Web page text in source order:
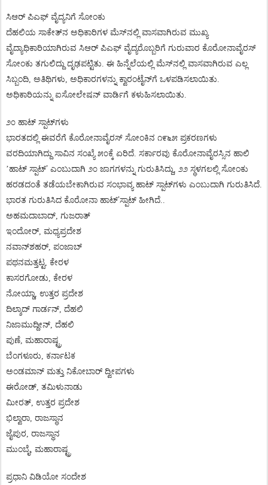
ಸಿಆರ್ ಪಿಎಫ್ ವೈದ್ಯನಿಗೆ ಸೋಂಕು
ದೆಹಲಿಯ ಸಾಕೇತ್ನ ಅಧಿಕಾರಿಗಳ ಮೆಸ್ನಲ್ಲಿ ವಾಸವಾಗಿರುವ ಮುಖ್ಯ
ವೈದ್ಯಾಧಿಕಾರಿಯಾಗಿರುವ ಸಿಆರ್ ಪಿಎಫ್ ವೈದ್ಯರೊಬ್ಬರಿಗೆ ಗುರುವಾರ ಕೊರೋನಾವೈರಸ್
ಸೋಂಕು ತಗುಲಿದ್ದು ದೃಢಪಟ್ಟಿತು. ಈ ಹಿನ್ನೆಲೆಯಲ್ಲಿ ಮೆಸ್ನಲ್ಲಿ ವಾಸವಾಗಿರುವ ಎಲ್ಲ
ಸಿಬ್ಬಂದಿ, ಅತಿಥಿಗಳು, ಅಧಿಕಾರಗಳನ್ನು ಕ್ವಾರಂಟೈನ್ಗೆ ಒಳಪಡಿಸಲಾಯಿತು.
ಅಧಿಕಾರಿಯನ್ನು ಐಸೋಲೇಷನ್ ವಾರ್ಡಿಗೆ ಕಳುಹಿಸಲಾಯಿತು.
೨೦ ಹಾಟ್ ಸ್ಪಾಟ್ಗಳು
ಭಾರತದಲ್ಲಿ ಈವರೆಗೆ ಕೊರೋನಾವೈರಸ್ ಸೋಂಕಿನ ೧೯೬೫ ಪ್ರಕರಣಗಳು
ವರದಿಯಾಗಿದ್ದು ಸಾವಿನ ಸಂಖ್ಯೆ ೫೦ಕ್ಕೆ ಏರಿದೆ. ಸರ್ಕಾರವು ಕೊರೋನಾವೈರಸ್ಸಿನ ಹಾಲಿ
’ಹಾಟ್ ಸ್ಪಾಟ್’ ಎಂಬುದಾಗಿ ೨೦ ಜಾಗಗಳನ್ನು ಗುರುತಿಸಿದ್ದು, ೨೨ ಸ್ಥಳಗಲಲ್ಲಿ ಸೋಂಕು
ಹರಡದಂತೆ ತಡೆಯಬೇಕಾಗಿರುವ ಸಂಭಾವ್ಯ ಹಾಟ್ ಸ್ಪಾಟ್ಗಳು ಎಂಬುದಾಗಿ ಗುರುತಿಸಿದೆ.
ಭಾರತ ಗುರುತಿಸಿದ ಕೊರೋನಾ ಹಾಟ್’ಸ್ಪಾಟ್ ಹೀಗಿದೆ..
ಅಹಮದಾಬಾದ್, ಗುಜರಾತ್
ಇಂದೋರ್, ಮಧ್ಯಪ್ರದೇಶ
ನವಾನ್ಶಹರ್, ಪಂಜಾಬ್
ಪಥನಮತ್ತಟ್ಟ, ಕೇರಳ
ಕಾಸರಗೋಡು, ಕೇರಳ
ನೋಯ್ಡಾ, ಉತ್ತರ ಪ್ರದೇಶ
ದಿಲ್ಶಾದ್ ಗಾರ್ಡನ್, ದೆಹಲಿ
ನಿಜಾಮುದ್ದೀನ್, ದೆಹಲಿ
ಪುಣೆ, ಮಹಾರಾಷ್ಟ್ರ
ಬೆಂಗಳೂರು, ಕರ್ನಾಟಕ
ಅಂಡಮಾನ್ ಮತ್ತು ನಿಕೋಬಾರ್ ದ್ವೀಪಗಳು
ಈರೋಡ್, ತಮಿಳುನಾಡು
ಮೀರತ್, ಉತ್ತರ ಪ್ರದೇಶ
ಭಿಲ್ವಾರಾ, ರಾಜಸ್ಥಾನ
ಜೈಪುರ, ರಾಜಸ್ಥಾನ
ಮುಂಬೈ, ಮಹಾರಾಷ್ಟ್ರ
ಪ್ರಧಾನಿ ವಿಡಿಯೋ ಸಂದೇಶ